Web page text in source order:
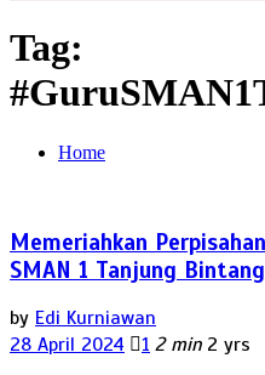
Tag:
Home
Memeriahkan
SMAN 1 Tanjung
by Edi Kurniawan
28 April 2024
1 2 min 2 yrs